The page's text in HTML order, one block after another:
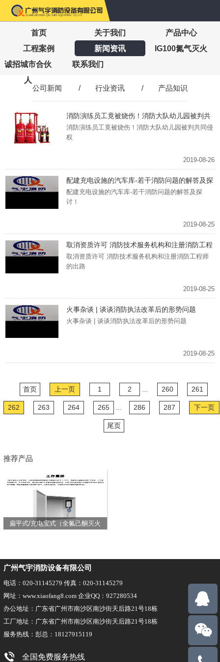
首页 关于我们
产品中心
工程案例
新闻资讯
IG100氮气灭火
诚招城市合伙
人
联系我们
公司新闻 / 行业资讯 / 产品知识
消防演练员工竟被烧伤！消防大队幼儿园被判共
同侵权
消防演练员工竟被烧伤！消防大队幼儿园被判共同侵
权
2019-08-26
配建充电设施的汽车库-若干消防问题的解答及探
讨！
配建充电设施的汽车库-若干消防问题的解答及探
讨！
2019-08-25
取消资质许可 消防技术服务机构和注册消防工程
师的出路
取消资质许可 消防技术服务机构和注册消防工程师
的出路
2019-08-25
火事杂谈 | 谈谈消防执法改革后的形势问题
火事杂谈 | 谈谈消防执法改革后的形势问题
2019-08-25
首页 上一页 1 2 260 261
262 263 264 265 286 287 下一页
尾页
推荐产品
扁平式/充电宝式（全氟己酮灭火
广州气宇消防设备有限公司
电话：020-31145279 传真：020-31145279
网址：www.xiaofang8.com 企业QQ：927280534
办公地址：广东省广州市南沙区南沙街天后路21号18栋
工厂地址：广东省广州市南沙区南沙街天后路21号18栋
服务热线：彭总：18127915119
全国免费服务热线